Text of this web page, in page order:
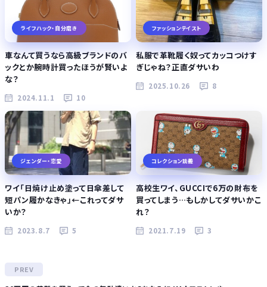
ライフハック・自分磨き
車なんて買うなら高級ブランドのバ
ックとか腕時計買ったほうが賢いよ
な？
2024.11.1 10
ファッションテイスト
私服で革靴履く奴ってカッコつけす
ぎじゃね？正直ダサいわ
2025.10.26 8
ジェンダー・恋愛
ワイ「日焼け止め塗って日傘差して
短パン履かなきゃ」←これってダサ
いか？
2023.8.7 5
コレクション談義
高校生ワイ、GUCCIで6万の財布を
買ってしまう…もしかしてダサいかこ
れ？
2021.7.19 3